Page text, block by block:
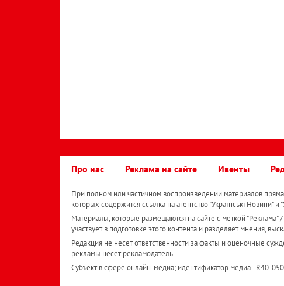
Про нас Реклама на сайте Ивенты
При полном или частичном воспроизведении материалов
которых содержится ссылка на агентство "Українськi Новини"
Материалы, которые размещаются на сайте с меткой
участвует в подготовке этого контента и разделяет мнения,
Редакция не несет ответственности за факты и оценочные
рекламы несет рекламодатель.
Субъект в сфере онлайн-медиа; идентификатор медиа - R40-